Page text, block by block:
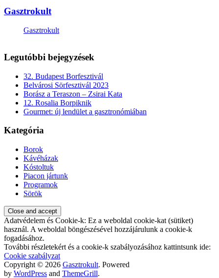
Gasztrokult
Gasztrokult
Legutóbbi bejegyzések
32. Budapest Borfesztivál
Belvárosi Sörfesztivál 2023
Borász a Teraszon – Zsirai Kata
12. Rosalia Borpiknik
Gourmet: új lendület a gasztronómiában
Kategória
Borok
Kávéházak
Kóstoltuk
Piacon jártunk
Programok
Sörök
Adatvédelem és Cookie-k: Ez a weboldal cookie-kat (sütiket)
használ. A weboldal böngészésével hozzájárulunk a cookie-k
fogadásához.
További részletekért és a cookie-k szabályozásához kattintsunk ide:
Cookie szabályzat
Copyright © 2026 Gasztrokult. Powered
by WordPress and ThemeGrill.